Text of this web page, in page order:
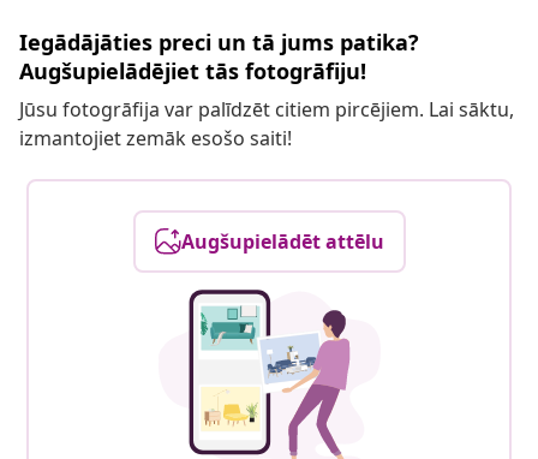
Iegādājāties preci un tā jums patika?
Augšupielādējiet tās fotogrāfiju!
Jūsu fotogrāfija var palīdzēt citiem pircējiem. Lai sāktu,
izmantojiet zemāk esošo saiti!
Augšupielādēt attēlu